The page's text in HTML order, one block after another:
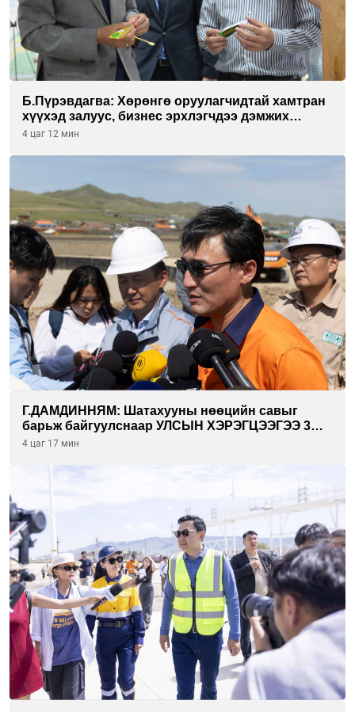
Б.Пүрэвдагва: Хөрөнгө оруулагчидтай хамтран
хүүхэд залуус, бизнес эрхлэгчдээ дэмжих
инкубатор төвүүдийг хотын захын
4 цаг 12 мин
Г.ДАМДИННЯМ: Шатахууны нөөцийн савыг
барьж байгуулснаар УЛСЫН ХЭРЭГЦЭЭГЭЭ 3
САРААР НӨӨЦЛӨДӨГ болно
4 цаг 17 мин